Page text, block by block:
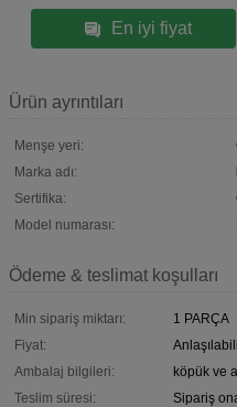
En iyi fiyat
Ürün ayrıntıları
Menşe yeri:
Marka adı:
Sertifika:
Model numarası:
Ödeme & teslimat koşulları
Min sipariş miktarı:
1 PARÇA
Fiyat:
Ambalaj bilgileri:
köpük ve
Teslim süresi:
Sipariş